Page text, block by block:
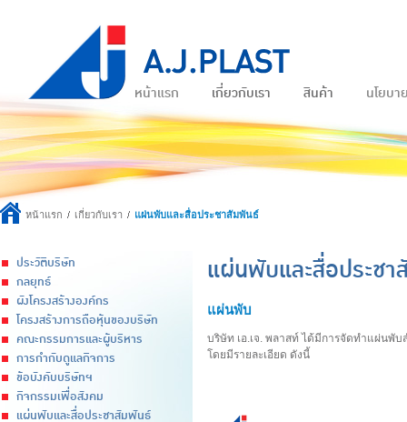
หน้าแรก เกี่ยวกับเรา สินค้า นโยบา
หน้าแรก เกี่ยวกับเรา แผ่นพับและสื่อประชาสัมพันธ์
ประวัติบริษัท
กลยุทธ์
ผังโครงสร้างองค์กร
โครงสร้างการถือหุ้นของบริษัท
คณะกรรมการและผู้บริหาร
การกำกับดูแลกิจการ
ข้อบังคับบริษัทฯ
กิจกรรมเพื่อสังคม
แผ่นพับและสื่อประชาสัมพันธ์
แผ่นพับและสื่อประช
แผ่นพับ
บริษัท เอ.เจ. พลาสท์ ได้มีการจัดทำแผ่น
โดยมีรายละเอียด ดังนี้